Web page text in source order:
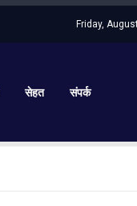
Friday,
सेहत संपर्क